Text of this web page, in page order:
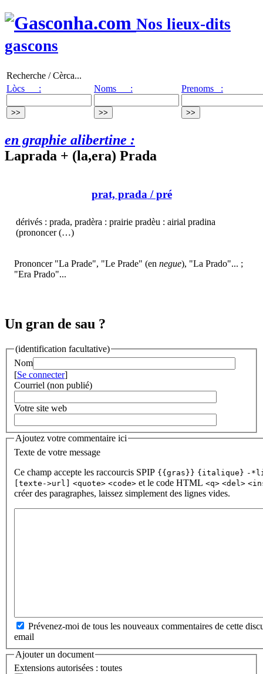
Nos lieux-dits
gascons
Recherche / Cèrca...
Lòcs :
Noms : Prenoms :
en graphie alibertine :
Laprada + (la,era) Prada
prat, prada/ pré
dérivés : prada, pradèra : prairie pradèu : airial pradina
(prononcer (…)
Prononcer "La Prade", "Le Prade" (en negue), "La Prado"... ;
"Era Prado"...
Un gran de sau ?
(identification facultative)
Nom
[Se connecter]
Courriel (non publié)
Votre site web
Ajoutez votre commentaire ici
Texte de votre message
Ce champ accepte les raccourcis SPIP {{gras}} {italique} -
[texte->url] <quote> <code> et le code HTML <q> <del>
créer des paragraphes, laissez simplement des lignes vides.
Prévenez-moi de tous les nouveaux commentaires de cette
email
Ajouter un document
Extensions autorisées : toutes